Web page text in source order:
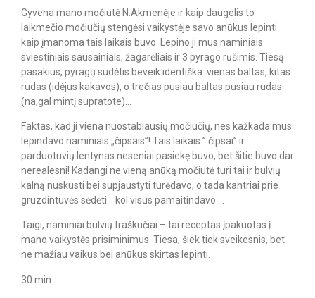
Gyvena mano močiutė N.Akmenėje ir kaip daugelis to
laikmečio močiučių stengėsi vaikystėje savo anūkus lepinti
kaip įmanoma tais laikais buvo. Lepino ji mus naminiais
sviestiniais sausainiais, žagarėliais ir 3 pyrago rūšimis. Tiesą
pasakius, pyragų sudėtis beveik identiška: vienas baltas, kitas
rudas (idėjus kakavos), o trečias pusiau baltas pusiau rudas
(na,gal mintį supratote)…⠀
Faktas, kad ji viena nuostabiausių močiučių, nes kažkada mus
lepindavo naminiais „čipsais”! Tais laikais ” čipsai” ir
parduotuvių lentynas neseniai pasiekę buvo, bet šitie buvo dar
nerealesni! Kadangi ne vieną anūką močiutė turi tai ir bulvių
kalną nuskusti bei supjaustyti turėdavo, o tada kantriai prie
gruzdintuvės sėdėti… kol visus pamaitindavo …⠀
Taigi, naminiai bulvių traškučiai – tai receptas įpakuotas į
mano vaikystės prisiminimus. Tiesa, šiek tiek sveikesnis, bet
ne mažiau vaikus bei anūkus skirtas lepinti.⠀
30 min